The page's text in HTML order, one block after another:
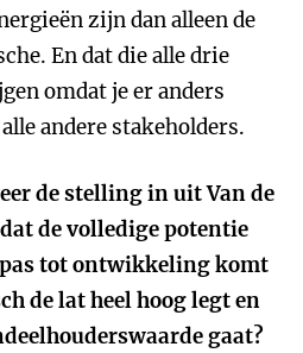
zijn dan alleen de
En dat die alle drie
omdat je er anders
andere stakeholders.
de stelling in uit Van de
de volledige potentie
tot ontwikkeling komt
de lat heel hoog legt en
gaat?